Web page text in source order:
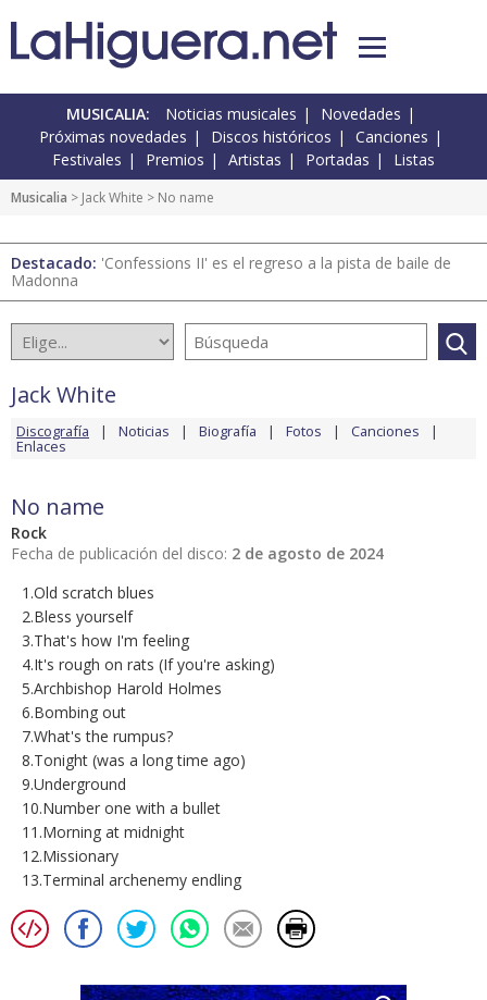
MUSICALIA: Noticias musicales
Novedades
Próximas novedades
Discos históricos
Canciones
Festivales
Premios Artistas Portadas Listas
Musicalia > Jack White > No name
Destacado: 'Confessions II' es el regreso a la pista de baile de
Madonna
Jack White
Discografía Noticias Biografía Fotos Canciones
Enlaces
No name
Rock
Fecha de publicación del disco: 2 de agosto de 2024
1.Old scratch blues
2.Bless yourself
3.That's how I'm feeling
4.It's rough on rats (If you're asking)
5.Archbishop Harold Holmes
6.Bombing out
7.What's the rumpus?
8.Tonight (was a long time ago)
9.Underground
10.Number one with a bullet
11.Morning at midnight
12.Missionary
13.Terminal archenemy endling